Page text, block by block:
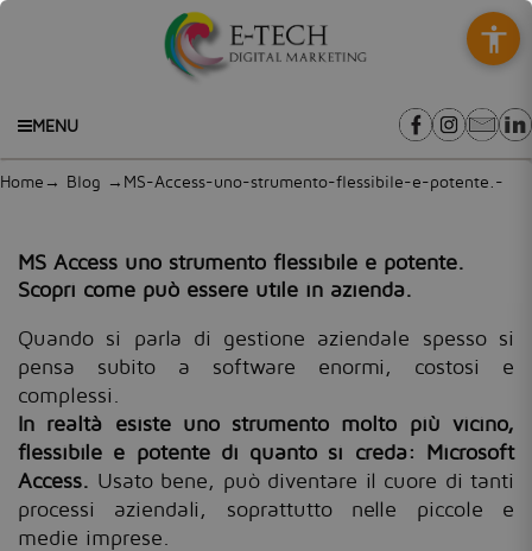
MENU
Home → Blog →MS-Access-uno-strumento-flessibile-e-potente.-
MS Access uno strumento flessibile e potente.
Scopri come può essere utile in azienda.
Quando si parla di gestione aziendale spesso si
pensa subito a software enormi, costosi e
complessi.
In realtà esiste uno strumento molto più vicino,
flessibile e potente di quanto si creda: Microsoft
Access. Usato bene, può diventare il cuore di tanti
processi aziendali, soprattutto nelle piccole e
medie imprese.